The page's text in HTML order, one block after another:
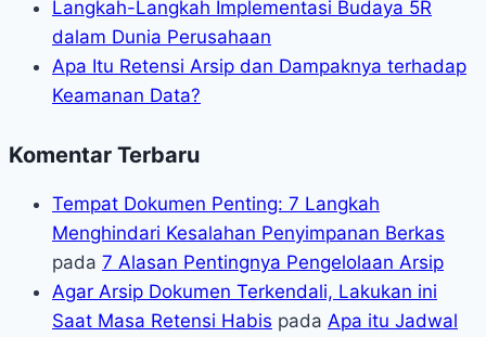
Langkah-Langkah Implementasi Budaya 5R
dalam Dunia Perusahaan
Apa Itu Retensi Arsip dan Dampaknya terhadap
Keamanan Data?
Komentar Terbaru
Tempat Dokumen Penting: 7 Langkah
Menghindari Kesalahan Penyimpanan Berkas
pada 7 Alasan Pentingnya Pengelolaan Arsip
Agar Arsip Dokumen Terkendali, Lakukan ini
Saat Masa Retensi Habis pada Apa itu Jadwal